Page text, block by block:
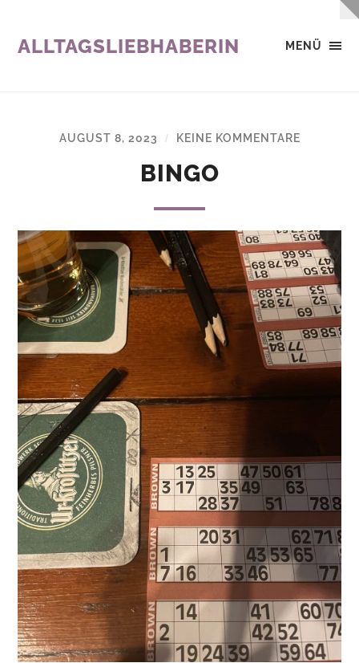
MENÜ
ALLTAGSLIEBHABERIN
AUGUST 8, 2023 / KEINE KOMMENTARE
BINGO